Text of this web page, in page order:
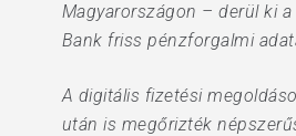
Magyarországon – derül ki
Bank friss pénzforgalmi
A digitális fizetési
után is megőrizték